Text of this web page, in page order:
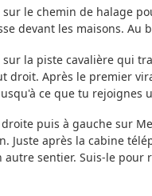
sur le chemin de halage
devant les maisons.
sur la piste cavalière qui
droit. Après le premier
ce que tu rejoignes
droite puis à gauche sur
Juste après la cabine
autre sentier. Suis-le pour